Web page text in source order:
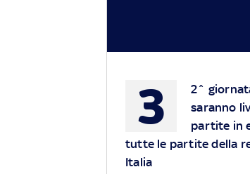
3
2^
saranno
partite in
tutte le partite della
Italia